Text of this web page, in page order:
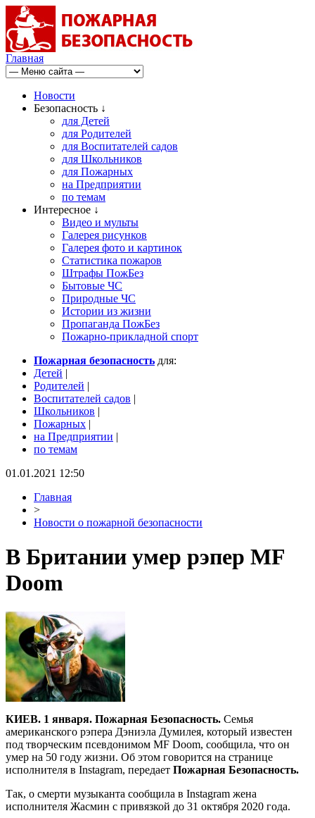
Главная
Новости
Безопасность ↓
для Детей
для Родителей
для Воспитателей садов
для Школьников
для Пожарных
на Предприятии
по темам
Интересное ↓
Видео и мульты
Галерея рисунков
Галерея фото и картинок
Статистика пожаров
Штрафы ПожБез
Бытовые ЧС
Природные ЧС
Истории из жизни
Пропаганда ПожБез
Пожарно-прикладной спорт
Пожарная безопасность для:
Детей |
Родителей |
Воспитателей садов |
Школьников |
Пожарных |
на Предприятии |
по темам
01.01.2021 12:50
Главная
>
Новости о пожарной безопасности
В Британии умер рэпер MF
Doom
КИЕВ. 1 января. Пожарная Безопасность. Семья
американского рэпера Дэниэла Думилея, который известен
под творческим псевдонимом MF Doom, сообщила, что он
умер на 50 году жизни. Об этом говорится на странице
исполнителя в Instagram, передает Пожарная Безопасность.
Так, о смерти музыканта сообщила в Instagram жена
исполнителя Жасмин с привязкой до 31 октября 2020 года.